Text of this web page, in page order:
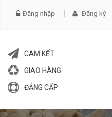
Đăng nhập Đăng ký
CAM KẾT
GIAO HÀNG
ĐẲNG CẤP